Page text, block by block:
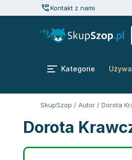
Kontakt z nami
Kategorie
SkupSzop / Autor / Dorota
Dorota